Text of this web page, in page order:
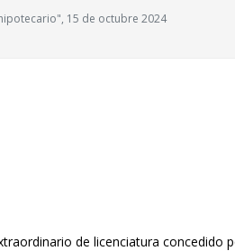
15 de octubre 2024
de licenciatura